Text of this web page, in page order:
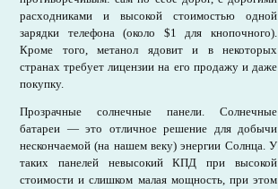
расходниками и высокой стоимостью одной
зарядки телефона (около $1 для кнопочного).
Кроме того, метанол ядовит и в некоторых
странах требует лицензии на его продажу и даже
покупку.
Прозрачные солнечные панели. Солнечные
батареи — это отличное решение для добычи
нескончаемой (на нашем веку) энергии Солнца. У
таких панелей невысокий КПД при высокой
стоимости и слишком малая мощность, при этом